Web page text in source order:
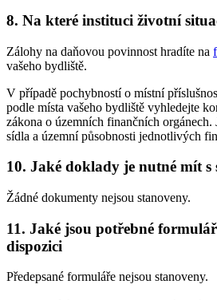
8. Na které instituci životní
Zálohy na daňovou povinnost hradíte na
vašeho bydliště.
V případě pochybností o místní
podle místa vašeho bydliště vyhledejte
zákona o územních finančních orgánech.
sídla a územní působnosti jednotlivých
10. Jaké doklady je nutné mít s
Žádné dokumenty nejsou stanoveny.
11. Jaké jsou potřebné
dispozici
Předepsané formuláře nejsou stanoveny.